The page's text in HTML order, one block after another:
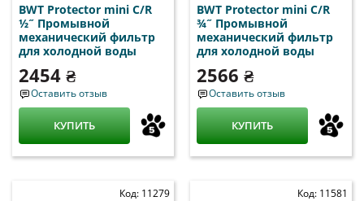
BWT Protector mini C/R
½˝ Промывной
механический фильтр
для холодной воды
2454 ₴
Оставить отзыв
КУПИТЬ
BWT Protector mini C/R
¾˝ Промывной
механический фильтр
для холодной воды
2566 ₴
Оставить отзыв
КУПИТЬ
Код: 11279 Код: 11581